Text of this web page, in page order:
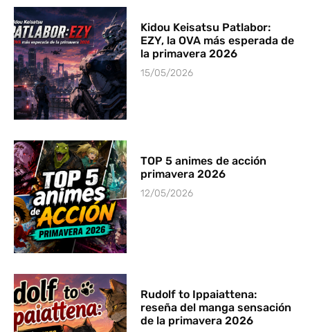
Kidou Keisatsu Patlabor:
EZY, la OVA más esperada de
la primavera 2026
15/05/2026
TOP 5 animes de acción
primavera 2026
12/05/2026
Rudolf to Ippaiattena:
reseña del manga sensación
de la primavera 2026